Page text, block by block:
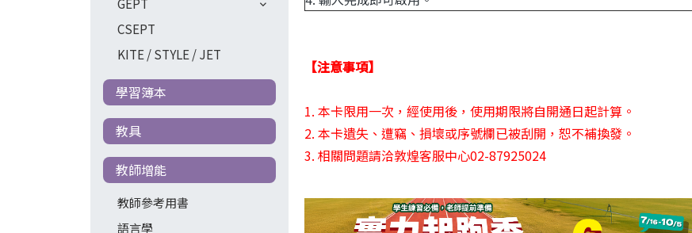
CSEPT
KITE / STYLE / JET
學習簿本
教具
教師增能
教師參考用書
語言學
【注意事項】
1. 本卡限用一次，經使用後，使用期限將自開通日起計算。
2. 本卡遺失、遭竊、損壞或序號欄已被刮開，恕不補換發。
3. 相關問題請洽敦煌客服中心02-87925024